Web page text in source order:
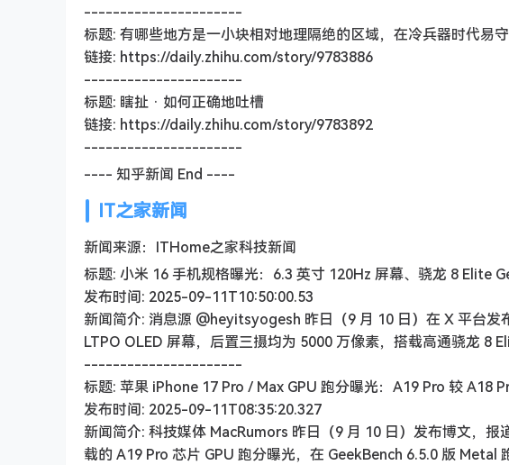
----------------------
标题: 有哪些地方是一小块相对地理隔绝的区域，在冷兵器时代易
链接: https://daily.zhihu.com/story/9783886
----------------------
标题: 瞎扯 · 如何正确地吐槽
链接: https://daily.zhihu.com/story/9783892
----------------------
---- 知乎新闻 End ----
IT之家新闻
新闻来源：ITHome之家科技新闻
标题: 小米 16 手机规格曝光：6.3 英寸 120Hz 屏幕、骁龙 8 Elite
发布时间: 2025-09-11T10:50:00.53
新闻简介: 消息源 @heyitsyogesh 昨日（9 月 10 日）在 X 平台
LTPO OLED 屏幕，后置三摄均为 5000 万像素，搭载高通骁龙 8
----------------------
标题: 苹果 iPhone 17 Pro / Max GPU 跑分曝光：A19 Pro 较 A18
发布时间: 2025-09-11T08:35:20.327
新闻简介: 科技媒体 MacRumors 昨日（9 月 10 日）发布博文，
载的 A19 Pro 芯片 GPU 跑分曝光，在 GeekBench 6.5.0 版 Metal